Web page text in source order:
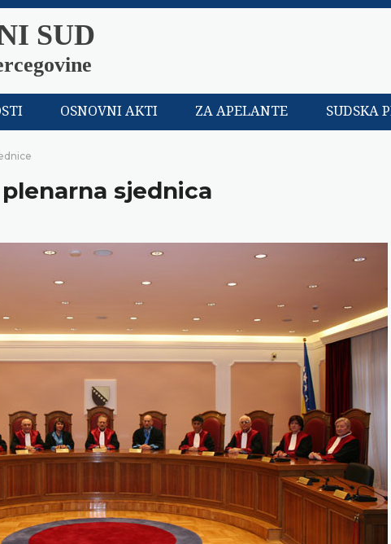
SUD
OSNOVNI AKTI ZA APELANTE SUDSKA
sjednica